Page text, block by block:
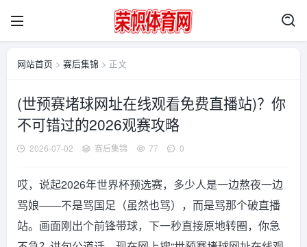
网站首页 > 赛后集锦 > 正文
(世预赛堵球网址在线观看免费直播站)？你
不可错过的2026观赛攻略
2026-07-02 赛后集锦 77 0
哎，说起2026年世界杯预选赛，多少人是一边熬夜一边
骂娘——不是骂国足（虽然也骂），而是骂那个破直播
站。画面刚出个前锋带球，下一秒直接原地转圈，你急